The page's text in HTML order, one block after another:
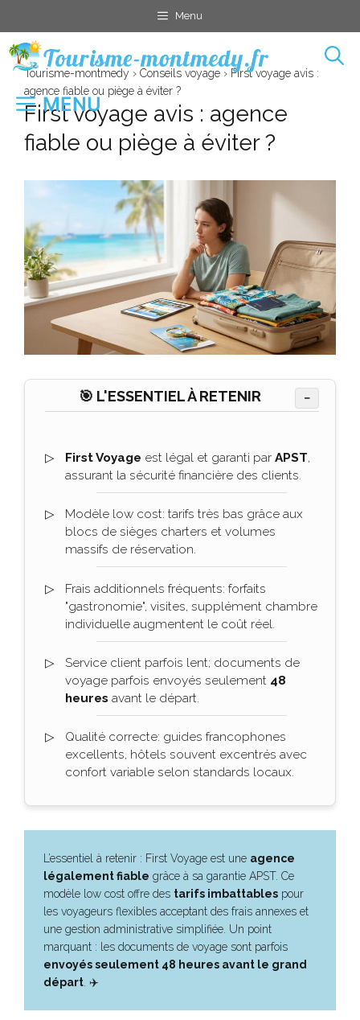
contenu
Menu
MENU
Tourisme-montmedy › Conseils voyage › First voyage avis :
agence fiable ou piège à éviter ?
First voyage avis : agence
fiable ou piège à éviter ?
🎯 L'ESSENTIEL À RETENIR −
First Voyage est légal et garanti par APST,
assurant la sécurité financière des clients.
Modèle low cost: tarifs très bas grâce aux
blocs de sièges charters et volumes
massifs de réservation.
Frais additionnels fréquents: forfaits
"gastronomie", visites, supplément chambre
individuelle augmentent le coût réel.
Service client parfois lent; documents de
voyage parfois envoyés seulement 48
heures avant le départ.
Qualité correcte: guides francophones
excellents, hôtels souvent excentrés avec
confort variable selon standards locaux.
L’essentiel à retenir : First Voyage est une agence
légalement fiable grâce à sa garantie APST. Ce
modèle low cost offre des tarifs imbattables pour
les voyageurs flexibles acceptant des frais annexes et
une gestion administrative simplifiée. Un point
marquant : les documents de voyage sont parfois
envoyés seulement 48 heures avant le grand
départ. ✈️